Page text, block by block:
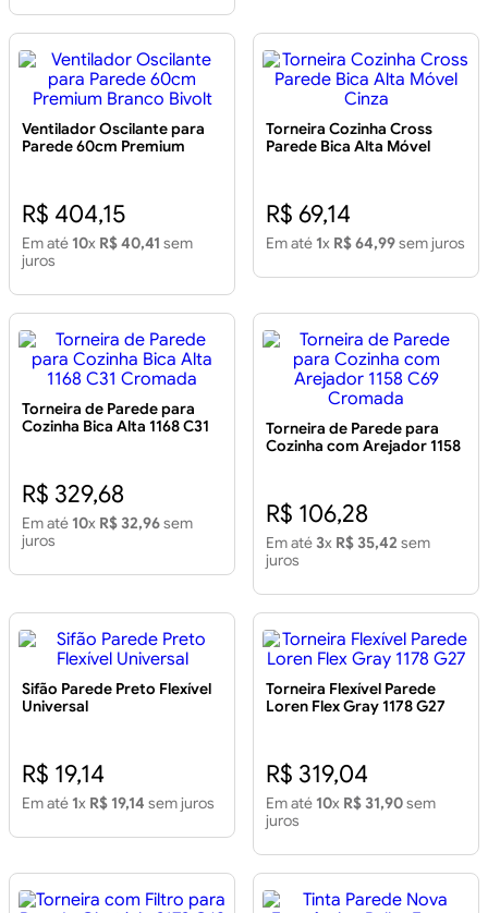
Ventilador Oscilante para
Parede 60cm Premium
R$ 404,15
Em até 10x R$ 40,41 sem
juros
Torneira Cozinha Cross
Parede Bica Alta Móvel
R$ 69,14
Em até 1x R$ 64,99sem juros
Torneira de Parede para
Cozinha Bica Alta 1168 C31
R$ 329,68
Em até 10x R$ 32,96sem
juros
Torneira de Parede para
Cozinha com Arejador 1158
R$ 106,28
Em até 3x R$ 35,42 sem
juros
Sifão Parede Preto Flexível
Universal
R$ 19,14
Em até 1x R$ 19,14 sem juros
Torneira Flexível Parede
Loren Flex Gray 1178 G27
R$ 319,04
Em até 10x R$ 31,90sem
juros